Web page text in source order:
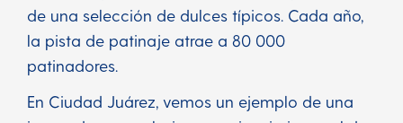
de una selección de dulces típicos. Cada año,
la pista de patinaje atrae a 80 000
patinadores.
En Ciudad Juárez, vemos un ejemplo de una